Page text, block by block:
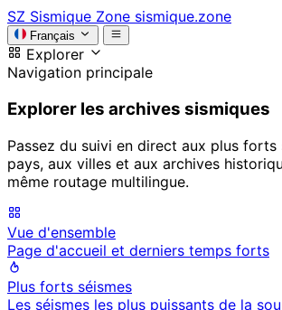
SZ Sismique Zone sismique.zone
Français
Explorer
Navigation principale
Explorer les archives sismiques
Passez du suivi en direct aux plus forts
pays, aux villes et aux archives
même routage multilingue.
Vue d'ensemble
Page d'accueil et derniers temps forts
Plus forts séismes
Les séismes les plus puissants de la